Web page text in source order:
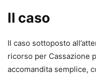
Il caso
Il caso sottoposto
ricorso per Cassazione
accomandita semplice,